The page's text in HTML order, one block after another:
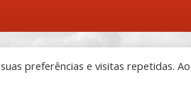
preferências e visitas repetidas.